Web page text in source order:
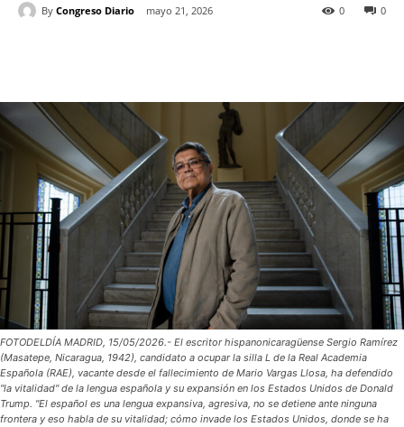
By Congreso Diario mayo 21, 2026 0
0
FOTODELDÍA MADRID, 15/05/2026.- El escritor hispanonicaragüense Sergio Ramírez
(Masatepe, Nicaragua, 1942), candidato a ocupar la silla L de la Real Academia
Española (RAE), vacante desde el fallecimiento de Mario Vargas Llosa, ha defendido
"la vitalidad" de la lengua española y su expansión en los Estados Unidos de Donald
Trump. "El español es una lengua expansiva, agresiva, no se detiene ante ninguna
frontera y eso habla de su vitalidad; cómo invade los Estados Unidos, donde se ha